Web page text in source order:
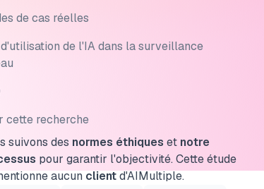
de cas réelles
de l'IA dans la surveillance
cette recherche
suivons des normes éthiques et notre
pour garantir l'objectivité. Cette étude
aucun clientd'AIMultiple.